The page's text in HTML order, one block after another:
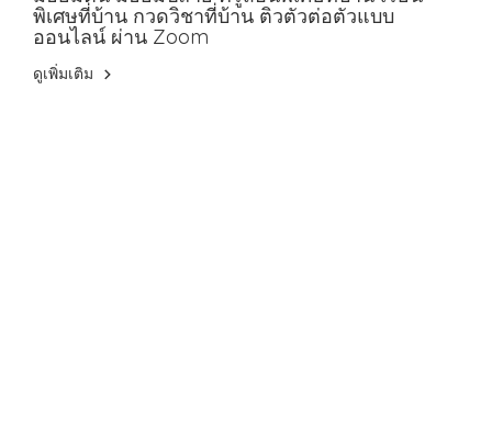
ปลาย
พิเศษที่บ้าน กวดวิชาที่บ้าน ติวตัวต่อตัวแบบ
ออนไลน์ ผ่าน Zoom
ดูเพิ่มเติม